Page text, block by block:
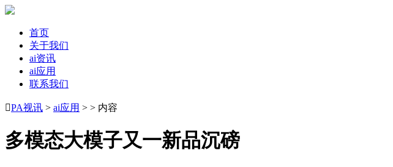
首页
关于我们
ai资讯
ai应用
联系我们
PA视讯 > ai应用 > > 内容
多模态大模子又一新品沉磅